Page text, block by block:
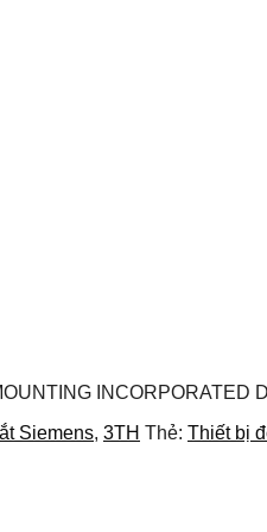
INCORPORATED
Siemens, 3TH Thẻ: Thiết bị